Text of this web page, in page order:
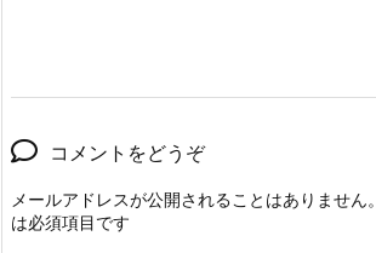
コメントをどうぞ
メールアドレスが公開されることはありません。
は必須項目です